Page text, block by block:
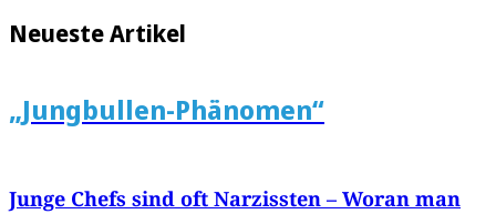
Neueste Artikel
„Jungbullen-Phänomen“
Junge Chefs sind oft Narzissten – Woran man